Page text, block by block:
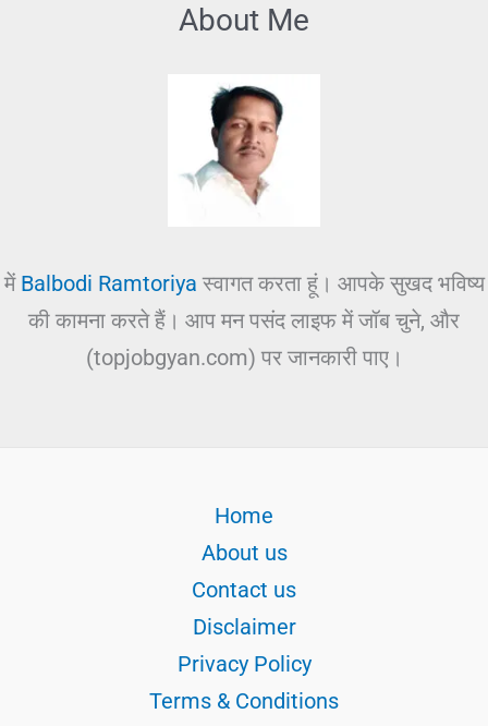
About Me
में Balbodi Ramtoriya स्वागत करता हूं। आपके सुखद भविष्य
की कामना करते हैं। आप मन पसंद लाइफ में जॉब चुने, और
(topjobgyan.com) पर जानकारी पाए।
Home
About us
Contact us
Disclaimer
Privacy Policy
Terms & Conditions